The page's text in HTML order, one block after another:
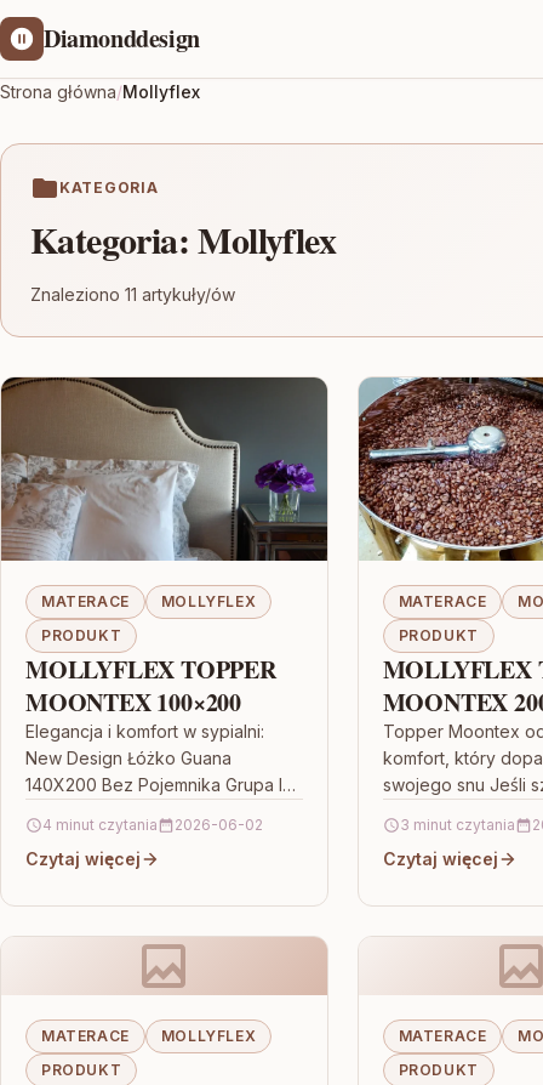
Diamonddesign
Strona główna/Mollyflex
KATEGORIA
Kategoria:Mollyflex
Znaleziono 11 artykuły/ów
MATERACE
MOLLYFLEX
PRODUKT
MOLLYFLEX TOPPER
MOONTEX 100×200
Elegancja i komfort w sypialni:
New Design Łóżko Guana
140X200 Bez Pojemnika Grupa I
razu nada wnętrzu charakteru,
zwróć…
4 minut czytania 2026-06-02
Czytaj więcej
MATERACE
PRODUKT
MOLLYFLEX
MOONTEX
Topper Moontex
komfort, który
swojego snu Jeśli
odświeżenie łóżka i
wygody, świetnym
3 minut czytania
Czytaj więcej
MATERACE
MOLLYFLEX
PRODUKT
MATERACE
PRODUKT